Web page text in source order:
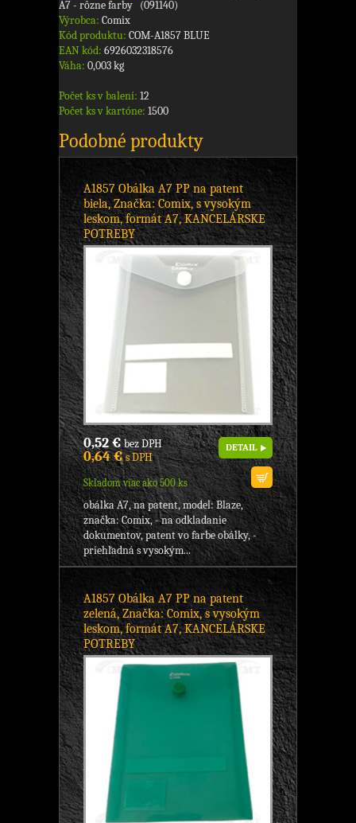
A7 - rôzne farby (091140)
Výrobca: Comix
Kód produktu: COM-A1857 BLUE
EAN kód: 6926032318576
Váha: 0,003 kg
Počet ks v balení: 12
Počet ks v kartóne: 1500
Podobné produkty
A1857 Obálka A7 PP na patent
biela, Značka: Comix, s vysokým
leskom, formát A7, KANCELÁRSKE
POTREBY
0,52 €bez DPH
0,64 €s DPH
Skladom viac ako 500 ks
DETAIL
obálka A7, na patent, model: Blaze,
značka: Comix, - na odkladanie
dokumentov, patent vo farbe obálky, -
priehľadná s vysokým...
A1857 Obálka A7 PP na patent
zelená, Značka: Comix, s vysokým
leskom, formát A7, KANCELÁRSKE
POTREBY